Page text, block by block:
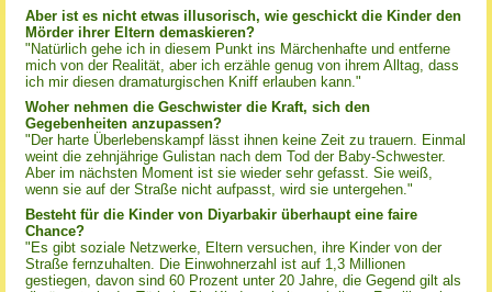
Aber ist es nicht etwas illusorisch, wie geschickt die Kinder den
Mörder ihrer Eltern demaskieren?
"Natürlich gehe ich in diesem Punkt ins Märchenhafte und entferne
mich von der Realität, aber ich erzähle genug von ihrem Alltag, dass
ich mir diesen dramaturgischen Kniff erlauben kann."
Woher nehmen die Geschwister die Kraft, sich den
Gegebenheiten anzupassen?
"Der harte Überlebenskampf lässt ihnen keine Zeit zu trauern. Einmal
weint die zehnjährige Gulistan nach dem Tod der Baby-Schwester.
Aber im nächsten Moment ist sie wieder sehr gefasst. Sie weiß,
wenn sie auf der Straße nicht aufpasst, wird sie untergehen."
Besteht für die Kinder von Diyarbakir überhaupt eine faire
Chance?
"Es gibt soziale Netzwerke, Eltern versuchen, ihre Kinder von der
Straße fernzuhalten. Die Einwohnerzahl ist auf 1,3 Millionen
gestiegen, davon sind 60 Prozent unter 20 Jahre, die Gegend gilt als